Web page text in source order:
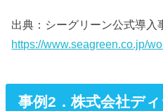
出典：シーグリーン公式導
https://www.seagreen.co.jp/
事例2．株式会社デ